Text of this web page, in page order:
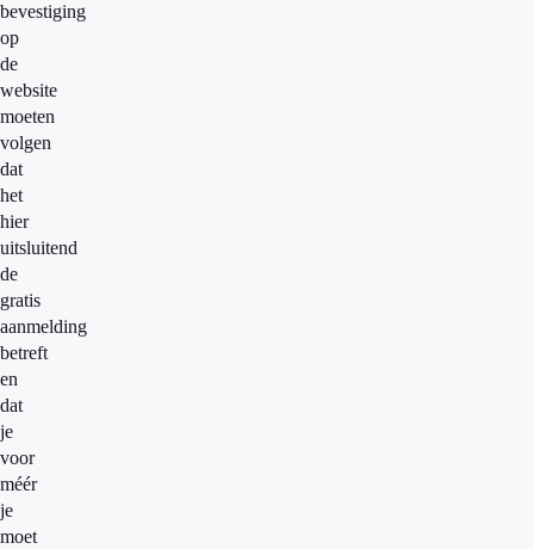
bevestiging
op
de
website
moeten
volgen
dat
het
hier
uitsluitend
de
gratis
aanmelding
betreft
en
dat
je
voor
méér
je
moet